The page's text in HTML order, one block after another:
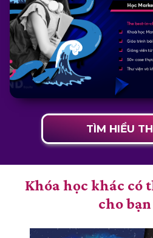
TÌM HIỂU
Khóa học khác có
cho bạn